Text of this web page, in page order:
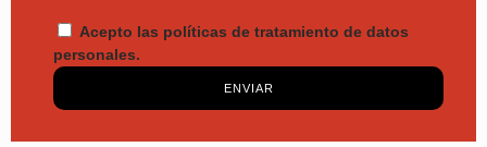
Acepto las políticas de tratamiento de datos
personales.
ENVIAR